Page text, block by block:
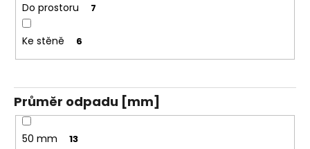
Do prostoru 7
Ke stěně 6
Průměr odpadu [mm]
50 mm 13